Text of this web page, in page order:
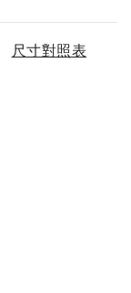
尺寸對照表